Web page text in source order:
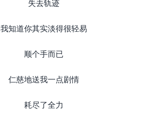
失去轨迹
我知道你其实淡得很轻易
顺个手而已
仁慈地送我一点剧情
耗尽了全力